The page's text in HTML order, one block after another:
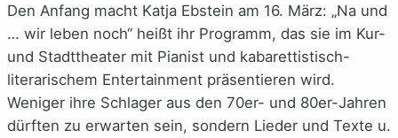
Den Anfang macht Katja Ebstein am 16. März: „Na und
… wir leben noch“ heißt ihr Programm, das sie im Kur-
und Stadttheater mit Pianist und kabarettistisch-
literarischem Entertainment präsentieren wird.
Weniger ihre Schlager aus den 70er- und 80er-Jahren
dürften zu erwarten sein, sondern Lieder und Texte u.